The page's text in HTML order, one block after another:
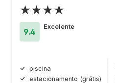
★★★★
9.4
Excelente
piscina
estacionamento (grátis)